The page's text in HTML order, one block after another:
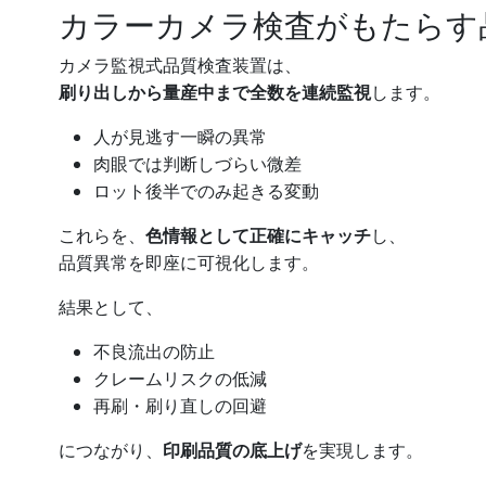
カラーカメラ検査がもたら
カメラ監視式品質検査装置は、
刷り出しから量産中まで全数を連続監視します。
人が見逃す一瞬の異常
肉眼では判断しづらい微差
ロット後半でのみ起きる変動
これらを、 色情報として正確にキャッチし、
品質異常を即座に可視化します。
結果として、
不良流出の防止
クレームリスクの低減
再刷・刷り直しの回避
につながり、 印刷品質の底上げを実現します。